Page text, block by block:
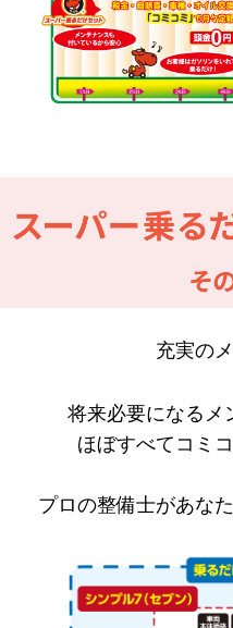
充実の
将来必要になる メ
ほぼすべて コミ
プロの整備士があな